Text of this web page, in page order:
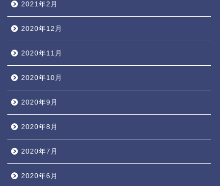
2021年2月
2020年12月
2020年11月
2020年10月
2020年9月
2020年8月
2020年7月
2020年6月